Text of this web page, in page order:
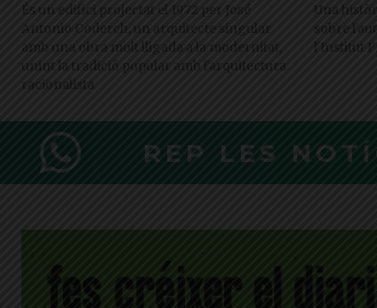
És un edifici projectat el 1972 per José
Antonio Coderch, un arquitecte singular
amb una obra molt lligada a la modernitat,
unint la tradició popular amb l'arquitectura
racionalista
Una
sobre
l'Institut
REP LES